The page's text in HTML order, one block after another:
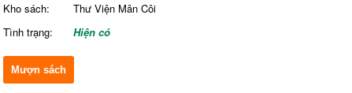
Kho sách:
Thư Viện Mân Côi
Tình trạng:
Hiện có
Mượn sách